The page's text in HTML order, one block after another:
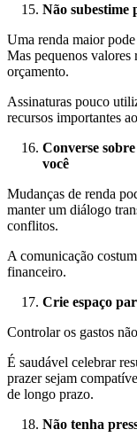
Não subestime
Uma renda maior pode
Mas pequenos valores
orçamento.
Assinaturas pouco
recursos importantes
Converse
você
Mudanças de renda
manter um diálogo
conflitos.
A comunicação
financeiro.
Crie espaço
Controlar os gastos
É saudável celebrar
prazer sejam
de longo prazo.
Não tenha